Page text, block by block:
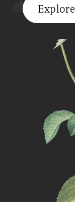
Explore